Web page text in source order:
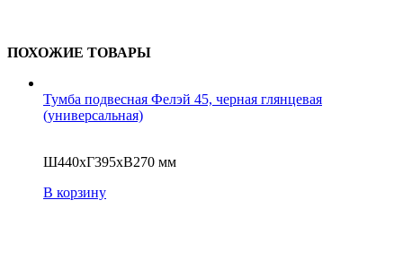
ПОХОЖИЕ ТОВАРЫ
Тумба подвесная Фелэй 45, черная глянцевая
(универсальная)
Ш440хГ395хВ270 мм
В корзину